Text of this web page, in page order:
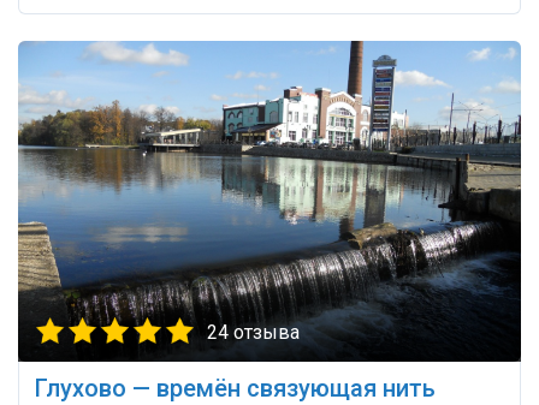
24 отзыва
Глухово — времён связующая нить